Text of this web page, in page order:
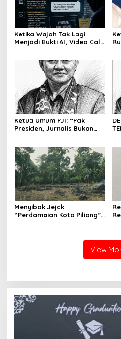
Ketika Wajah Tak Lagi
Menjadi Bukti AI, Video Call,
Ketua Umum PJI: “Pak
Presiden, Jurnalis Bukan
Menyibak Jejak
“Perdamaian Koto Piliang”:
View